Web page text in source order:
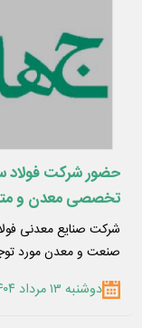
حضور شرکت فولاد
تخصصی معدن و
شرکت صنایع معدنی
صنعت و معدن مورد توجه
دوشنبه ۱۳ مرداد ۱۴۰۴